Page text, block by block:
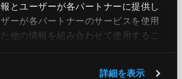
とユーザーが各パートナーに提供し
ーが各パートナーのサービスを使用
他の情報を組み合わせて使用​​するこ
詳細を表示
Service for Prometheus is
more about Amazon